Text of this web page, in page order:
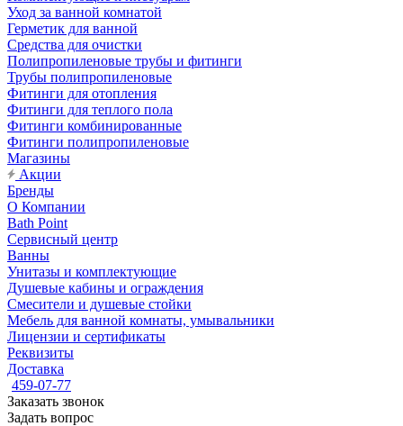
Уход за ванной комнатой
Герметик для ванной
Средства для очистки
Полипропиленовые трубы и фитинги
Трубы полипропиленовые
Фитинги для отопления
Фитинги для теплого пола
Фитинги комбинированные
Фитинги полипропиленовые
Магазины
Акции
Бренды
О Компании
Bath Point
Сервисный центр
Ванны
Унитазы и комплектующие
Душевые кабины и ограждения
Смесители и душевые стойки
Мебель для ванной комнаты, умывальники
Лицензии и сертификаты
Реквизиты
Доставка
459-07-77
Заказать звонок
Задать вопрос